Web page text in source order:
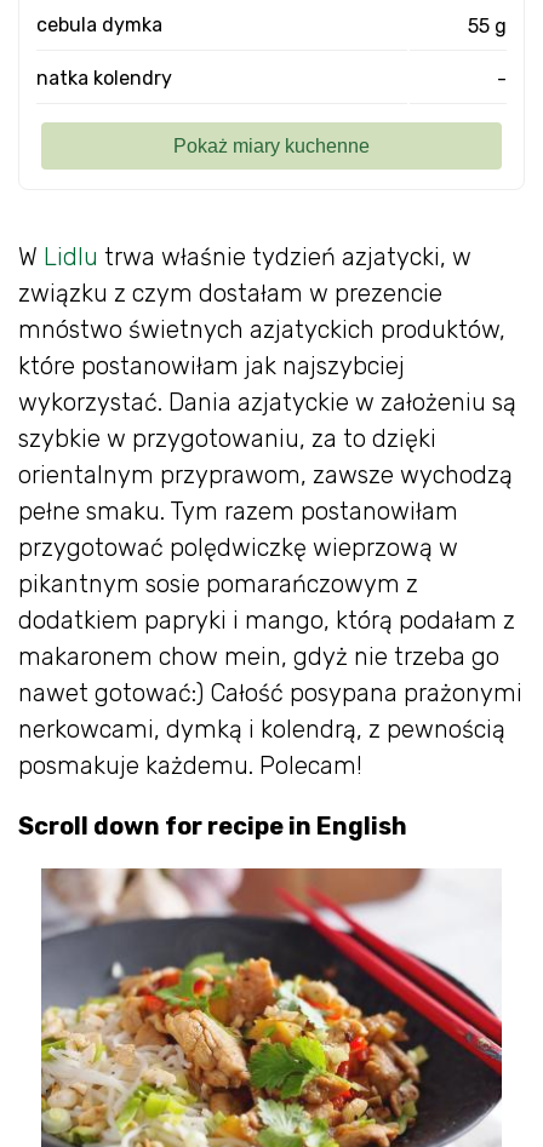
W Lidlu trwa właśnie tydzień azjatycki, w
związku z czym dostałam w prezencie
mnóstwo świetnych azjatyckich produktów,
które postanowiłam jak najszybciej
wykorzystać. Dania azjatyckie w założeniu są
szybkie w przygotowaniu, za to dzięki
orientalnym przyprawom, zawsze wychodzą
pełne smaku. Tym razem postanowiłam
przygotować polędwiczkę wieprzową w
pikantnym sosie pomarańczowym z
dodatkiem papryki i mango, którą podałam z
makaronem chow mein, gdyż nie trzeba go
nawet gotować:) Całość posypana prażonymi
nerkowcami, dymką i kolendrą, z pewnością
posmakuje każdemu. Polecam!
Scroll down for recipe in English
cebula dymka
55 g
natka kolendry -